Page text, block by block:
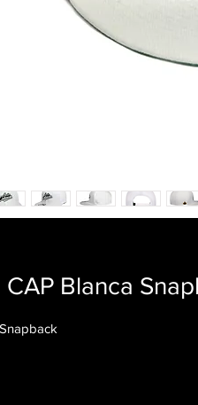
Blanca